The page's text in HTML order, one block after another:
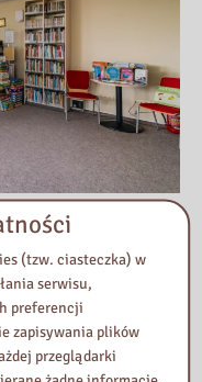
Powstania
w Błoniu
w Błoniu
(tzw. ciasteczka) w
serwisu,
preferencji
zapisywania plików
przeglądarki